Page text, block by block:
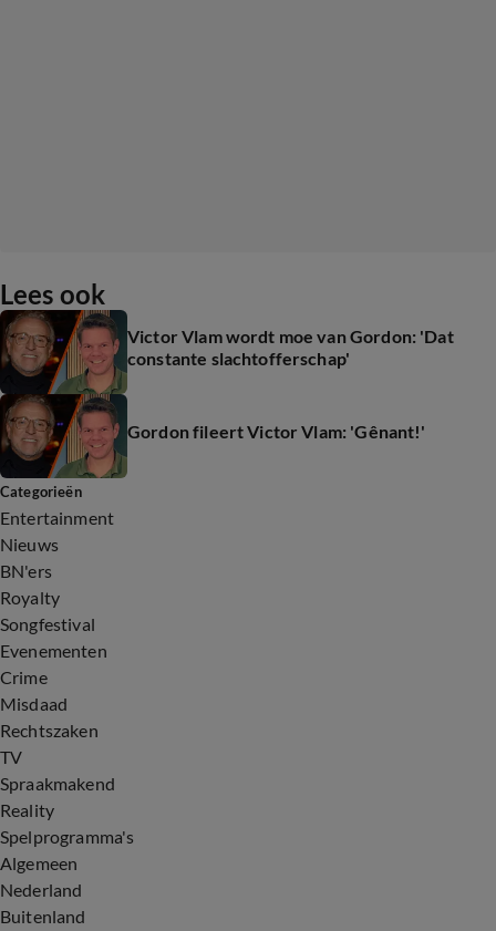
Lees ook
Victor Vlam wordt moe van Gordon: 'Dat
constante slachtofferschap'
Gordon fileert Victor Vlam: 'Gênant!'
Categorieën
Entertainment
Nieuws
BN'ers
Royalty
Songfestival
Evenementen
Crime
Misdaad
Rechtszaken
TV
Spraakmakend
Reality
Spelprogramma's
Algemeen
Nederland
Buitenland